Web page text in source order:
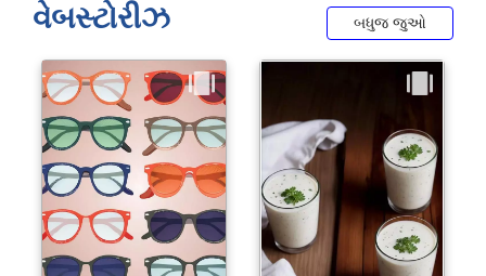
વેબસ્ટોરીઝ બધુજ જુઓ